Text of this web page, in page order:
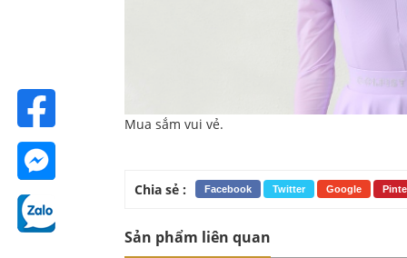
Mua sắm vui vẻ.
Chia sẻ : Facebook Twitter Google
Sản phẩm liên quan